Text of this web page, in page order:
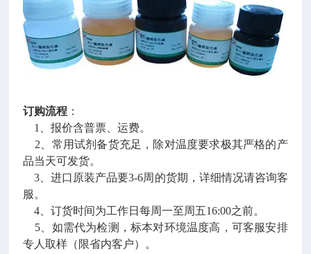
订购流程 ：
1、报价含普票、运费。
2、常用试剂备货充足，除对温度要求极其严格的产
品当天可发货。
3、进口原装产品要3-6周的货期，详细情况请咨询客
服。
4、订货时间为工作日每周一至周五16:00之前。
5、如需代为检测，标本对环境温度高，可客服安排
专人取样（限省内客户）。